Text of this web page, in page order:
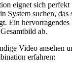
eignet sich perfekt
System suchen,
Ein
ab.
Video ansehen
erfahren: